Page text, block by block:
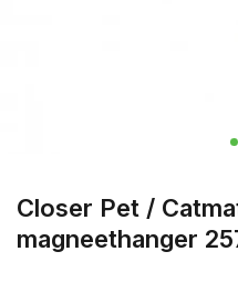
Closer Pet /
magneethanger